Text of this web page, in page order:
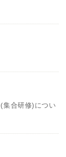
集合研修)につい